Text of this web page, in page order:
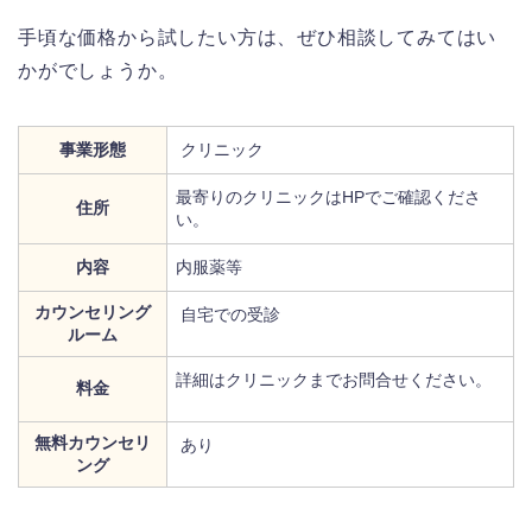
手頃な価格から試したい方は、ぜひ相談してみてはい
かがでしょうか。
事業形態 クリニック
住所
最寄りのクリニックはHPでご確認くださ
い。
内容 内服薬等
カウンセリング
ルーム
自宅での受診
料金 詳細はクリニックまでお問合せください。
無料カウンセリ
ング
あり